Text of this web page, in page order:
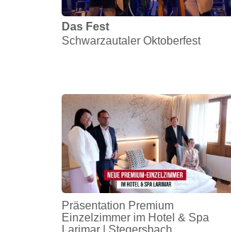
Das Fest
Schwarzautaler Oktoberfest
Präsentation Premium
Einzelzimmer im Hotel & Spa